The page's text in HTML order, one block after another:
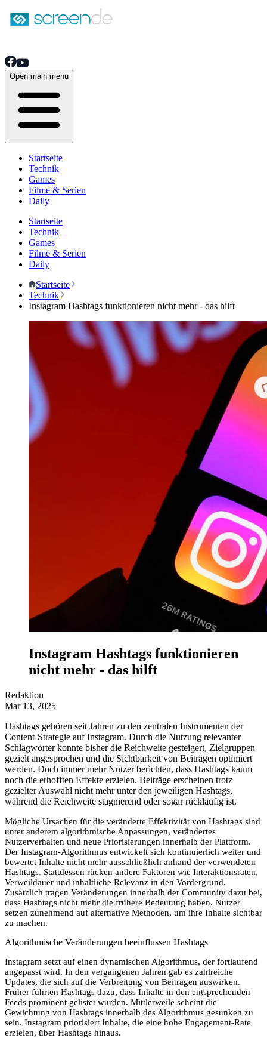
Open main menu
Startseite
Technik
Games
Filme & Serien
Daily
Startseite
Technik
Games
Filme & Serien
Daily
Startseite
Technik
Instagram Hashtags funktionieren nicht mehr - das hilft
Instagram Hashtags funktionieren
nicht mehr - das hilft
Redaktion
Mar 13, 2025
Hashtags gehören seit Jahren zu den zentralen Instrumenten der
Content-Strategie auf Instagram. Durch die Nutzung relevanter
Schlagwörter konnte bisher die Reichweite gesteigert, Zielgruppen
gezielt angesprochen und die Sichtbarkeit von Beiträgen optimiert
werden. Doch immer mehr Nutzer berichten, dass Hashtags kaum
noch die erhofften Effekte erzielen. Beiträge erscheinen trotz
gezielter Auswahl nicht mehr unter den jeweiligen Hashtags,
während die Reichweite stagnierend oder sogar rückläufig ist.
Mögliche Ursachen für die veränderte Effektivität von Hashtags sind
unter anderem algorithmische Anpassungen, verändertes
Nutzerverhalten und neue Priorisierungen innerhalb der Plattform.
Der Instagram-Algorithmus entwickelt sich kontinuierlich weiter und
bewertet Inhalte nicht mehr ausschließlich anhand der verwendeten
Hashtags. Stattdessen rücken andere Faktoren wie Interaktionsraten,
Verweildauer und inhaltliche Relevanz in den Vordergrund.
Zusätzlich tragen Veränderungen innerhalb der Community dazu bei,
dass Hashtags nicht mehr die frühere Bedeutung haben. Nutzer
setzen zunehmend auf alternative Methoden, um ihre Inhalte sichtbar
zu machen.
Algorithmische Veränderungen beeinflussen Hashtags
Instagram setzt auf einen dynamischen Algorithmus, der fortlaufend
angepasst wird. In den vergangenen Jahren gab es zahlreiche
Updates, die sich auf die Verbreitung von Beiträgen auswirken.
Früher führten Hashtags dazu, dass Inhalte in den entsprechenden
Feeds prominent gelistet wurden. Mittlerweile scheint die
Gewichtung von Hashtags innerhalb des Algorithmus gesunken zu
sein. Instagram priorisiert Inhalte, die eine hohe Engagement-Rate
erzielen, über Hashtags hinaus.